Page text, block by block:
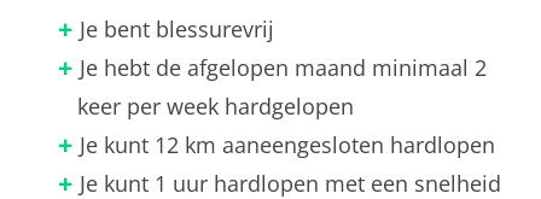
Je bent blessurevrij
Je hebt de afgelopen maand minimaal 2
keer per week hardgelopen
Je kunt 12 km aaneengesloten hardlopen
Je kunt 1 uur hardlopen met een snelheid